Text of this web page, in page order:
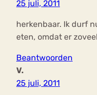
25 juli, 2011
herkenbaar. Ik durf
eten, omdat er
Beantwoorden
V.
25 juli, 2011